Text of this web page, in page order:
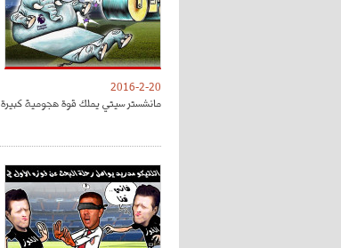
2016-2-20
مانشستر سيتي يملك قوة هجومية كبيرة